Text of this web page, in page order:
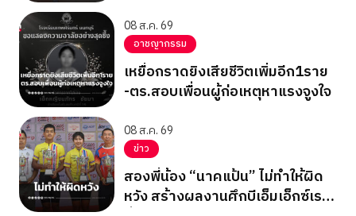
08 ส.ค. 69
อาชญากรรม
เหยื่อกราดยิงเสียชีวิตเพิ่มอีก1ราย
-ตร.สอบเพื่อนผู้ก่อเหตุหาแรงจูงใจ
08 ส.ค. 69
ข่าว
สองพี่น้อง “นาคแป้น” ไม่ทำให้ผิด
หวัง สร้างผลงานศึกบีเอ็มเอ็กซ์เรซ